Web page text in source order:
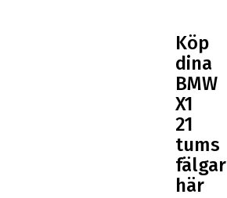
Köp
dina
BMW
X1
21
tums
fälgar
här